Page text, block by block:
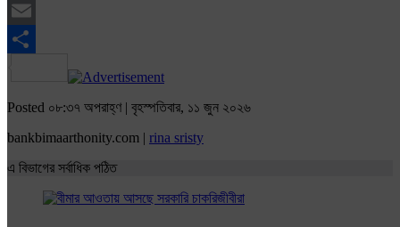
Twitter
Email
Share
Posted ০৮:৩৭ অপরাহ্ণ | বৃহস্পতিবার, ১১ জুন ২০২৬
bankbimaarthonity.com | rina sristy
এ বিভাগের সর্বাধিক পঠিত